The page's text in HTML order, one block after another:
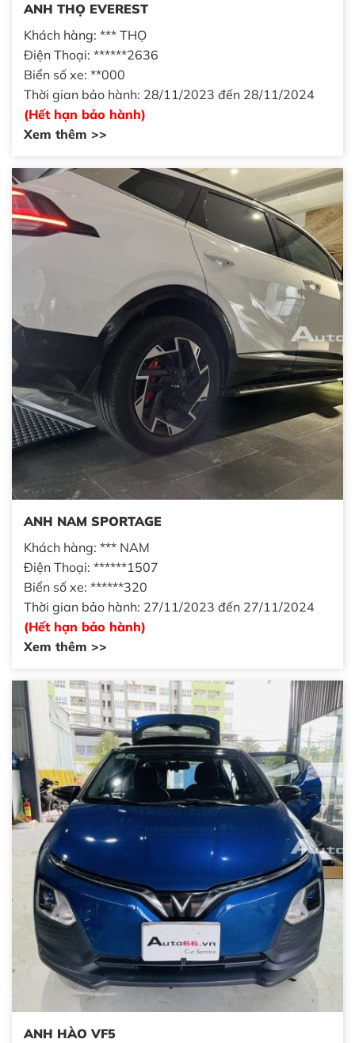
ANH THỌ EVEREST
Khách hàng: *** THỌ
Điện Thoại: ******2636
Biển số xe: **000
Thời gian bảo hành: 28/11/2023 đến 28/11/2024
(Hết hạn bảo hành)
Xem thêm >>
ANH NAM SPORTAGE
Khách hàng: *** NAM
Điện Thoại: ******1507
Biển số xe: ******320
Thời gian bảo hành: 27/11/2023 đến 27/11/2024
(Hết hạn bảo hành)
Xem thêm >>
ANH HÀO VF5